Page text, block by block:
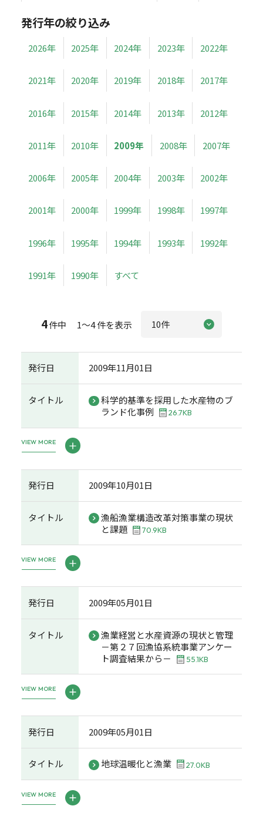
発行年の絞り込み
2026年 2025年 2024年 2023年 2022年
2021年 2020年 2019年 2018年 2017年
2016年 2015年 2014年 2013年 2012年
2011年 2010年 2009年 2008年 2007年
2006年 2005年 2004年 2003年 2002年
2001年 2000年 1999年 1998年 1997年
1996年 1995年 1994年 1993年 1992年
1991年 1990年 すべて
4件中 1～4 件を表示
発行日 2009年11月01日
タイトル
科学的基準を採用した水産物のブ
ランド化事例
26.7KB
VIEW MORE
発行日 2009年10月01日
タイトル
漁船漁業構造改革対策事業の現状
と課題
70.9KB
VIEW MORE
発行日 2009年05月01日
タイトル
漁業経営と水産資源の現状と管理
－第２７回漁協系統事業アンケー
ト調査結果から－
55.1KB
VIEW MORE
発行日 2009年05月01日
タイトル 地球温暖化と漁業 27.0KB
VIEW MORE